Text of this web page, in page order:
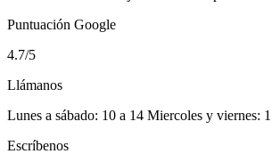
Puntuación Google
4.7/5
Llámanos
Lunes a sábado: 10 a 14 Miercoles y viernes:
Escríbenos